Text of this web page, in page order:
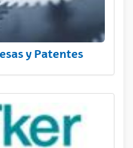
y Patentes